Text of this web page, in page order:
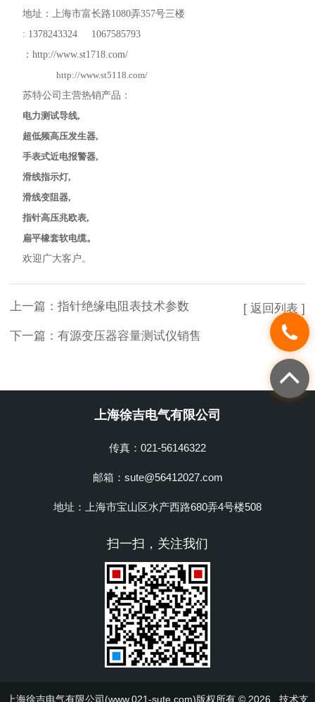
地址：上海市富长路1080弄357号三楼
: 1378243324 1067585793
： http://www.st1718.com/
http://www.st5118.com/
苏特公司主营热销产品：
电力测试导线,
超低频高压发生器,
手表式近电报警器,
滑线指示灯,
滑线变阻器,
指针高压兆欧表,
扁平橡套软电缆。
欢迎广大客户。
上一篇： 指针绝缘电阻表技术参数
下一篇： 有源变压器容量测试仪销售
[ 返回列表 ]
上海徐吉电气有限公司
传真：021-56146322
邮箱：sute@56412027.com
地址：上海市宝山区水产西路680弄4号楼508
扫一扫，关注我们
上海徐吉电气有限公司(www.021-sute.com)版权所有 © 2026 技术支